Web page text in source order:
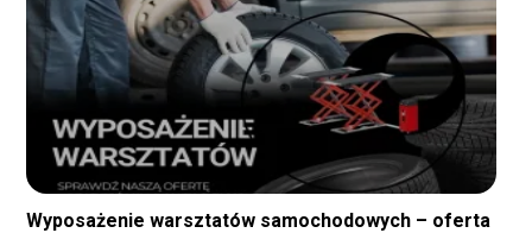
Wyposażenie warsztatów samochodowych – oferta